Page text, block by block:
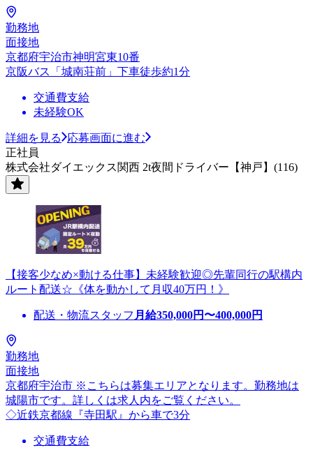
勤務地
面接地
京都府宇治市神明宮東10番
京阪バス「城南荘前」下車徒歩約1分
交通費支給
未経験OK
詳細を見る
応募画面に進む
正社員
株式会社ダイエックス関西 2t夜間ドライバー【神戸】(116)
【接客少なめ×動ける仕事】未経験歓迎◎先輩同行の駅構内
ルート配送☆《体を動かして月収40万円！》
配送・物流スタッフ 月給350,000円〜400,000円
勤務地
面接地
京都府宇治市 ※こちらは募集エリアとなります。勤務地は
城陽市です。詳しくは求人内をご覧ください。
◇近鉄京都線『寺田駅』から車で3分
交通費支給